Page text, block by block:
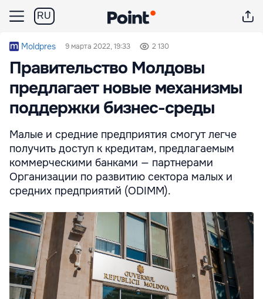
RU
Moldpres 9 марта 2022, 19:33 2 130
Правительство Молдовы
предлагает новые механизмы
поддержки бизнес-среды
Малые и средние предприятия смогут легче
получить доступ к кредитам, предлагаемым
коммерческими банками — партнерами
Организации по развитию сектора малых и
средних предприятий (ODIMM).